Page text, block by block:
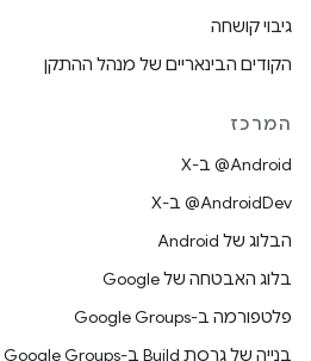
גיבוי קושחה
הקודים הבינאריים של מנהל ההתקן
המרכז
‫‎@Android ב-X
‫‎@AndroidDev ב-X
הבלוג של Android
בלוג האבטחה של Google
פלטפורמה ב-Google Groups
בנייה של גרסת Build ב-Google Groups